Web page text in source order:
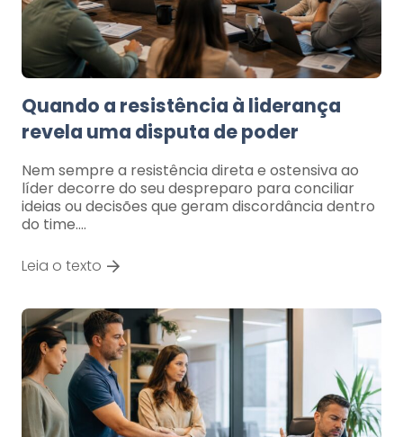
Quando a resistência à liderança
revela uma disputa de poder
Nem sempre a resistência direta e ostensiva ao
líder decorre do seu despreparo para conciliar
ideias ou decisões que geram discordância dentro
do time.…
Leia o texto